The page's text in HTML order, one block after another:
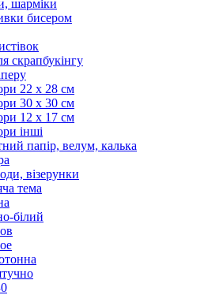
шарміки
бисером
скрапбукінгу
22 х 28 см
30 х 30 см
12 х 17 см
інші
папір, велум, калька
візерунки
тема
білий